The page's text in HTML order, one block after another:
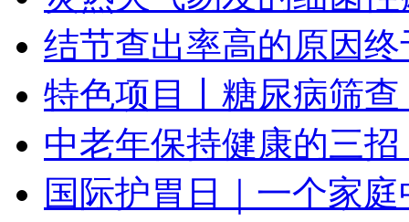
结节查出率高的原因
特色项目丨糖尿病筛
中老年保持健康的三
国际护胃日｜一个家